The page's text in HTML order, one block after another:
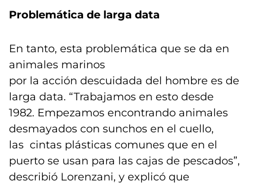
Problemática de larga data
En tanto, esta problemática que se da en
animales marinos
por la acción descuidada del hombre es de
larga data. “Trabajamos en esto desde
1982. Empezamos encontrando animales
desmayados con sunchos en el cuello,
las cintas plásticas comunes que en el
puerto se usan para las cajas de pescados”,
describió Lorenzani, y explicó que